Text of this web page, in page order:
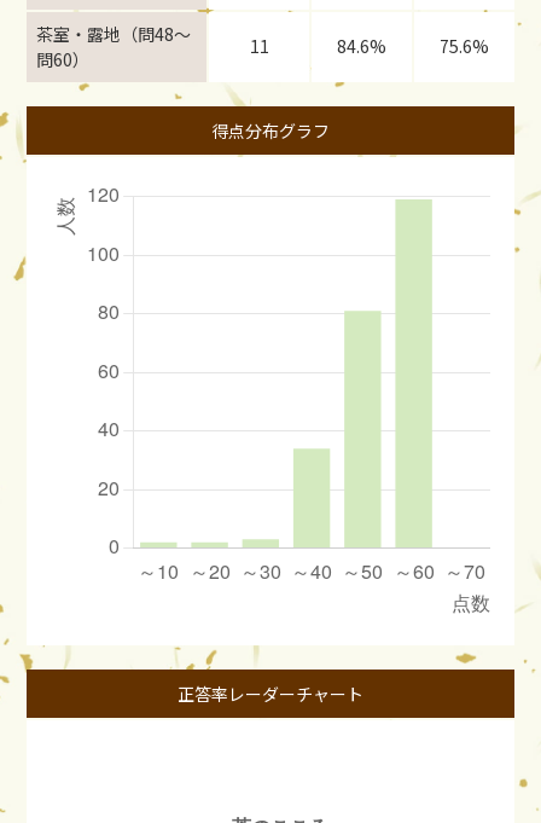
茶室・露地（問48〜
問60）
11 84.6% 75.6%
得点分布グラフ
正答率レーダーチャート